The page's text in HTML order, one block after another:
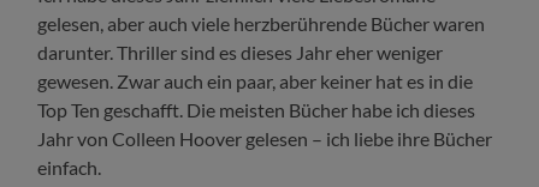
gelesen, aber auch viele herzberührende Bücher waren
darunter. Thriller sind es dieses Jahr eher weniger
gewesen. Zwar auch ein paar, aber keiner hat es in die
Top Ten geschafft. Die meisten Bücher habe ich dieses
Jahr von Colleen Hoover gelesen – ich liebe ihre Bücher
einfach.